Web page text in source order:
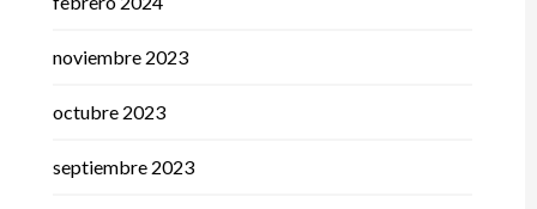
noviembre 2023
octubre 2023
septiembre 2023